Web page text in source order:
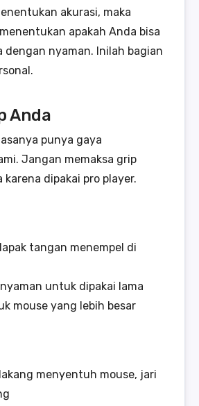
akurasi, maka
apakah Anda bisa
dengan nyaman. Inilah bagian
Anda
punya gaya
Jangan memaksa grip
dipakai pro player.
tangan menempel di
untuk dipakai lama
mouse yang lebih besar
menyentuh mouse, jari